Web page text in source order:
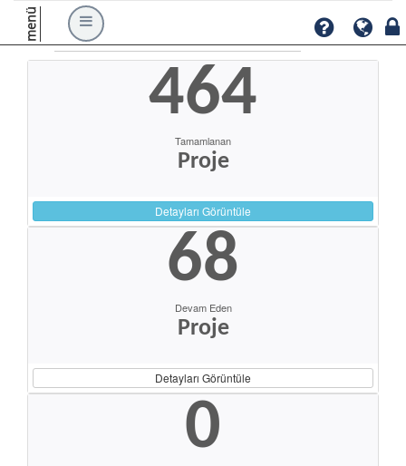
menü
464
Tamamlanan
Proje
Detayları Görüntüle
68
Devam Eden
Proje
Detayları Görüntüle
0